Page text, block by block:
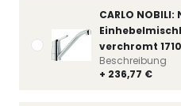
CARLO
verchromt
+ 236,77 €
Beschreibung